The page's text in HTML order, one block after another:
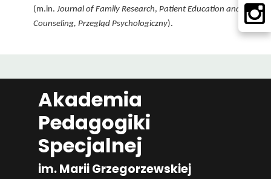
(m.in. Journal of Family Research, Patient Education and
Counseling, Przegląd Psychologiczny).
Akademia
Pedagogiki
Specjalnej
im. Marii Grzegorzewskiej